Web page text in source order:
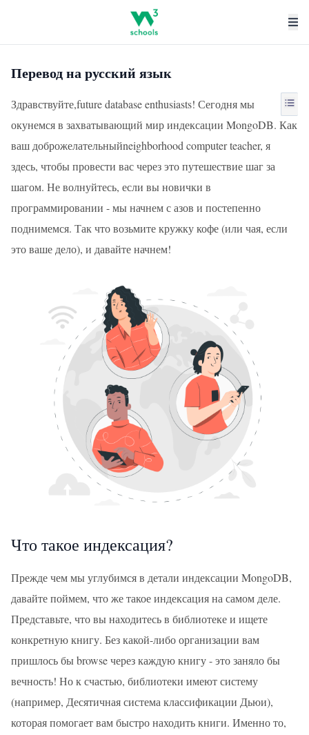
Перевод на русский язык
Здравствуйте,future database enthusiasts! Сегодня мы
окунемся в захватывающий мир индексации MongoDB. Как
ваш доброжелательныйneighborhood computer teacher, я
здесь, чтобы провести вас через это путешествие шаг за
шагом. Не волнуйтесь, если вы новички в
программировании - мы начнем с азов и постепенно
поднимемся. Так что возьмите кружку кофе (или чая, если
это ваше дело), и давайте начнем!
Что такое индексация?
Прежде чем мы углубимся в детали индексации MongoDB,
давайте поймем, что же такое индексация на самом деле.
Представьте, что вы находитесь в библиотеке и ищете
конкретную книгу. Без какой-либо организации вам
пришлось бы browse через каждую книгу - это заняло бы
вечность! Но к счастью, библиотеки имеют систему
(например, Десятичная система классификации Дьюи),
которая помогает вам быстро находить книги. Именно то,